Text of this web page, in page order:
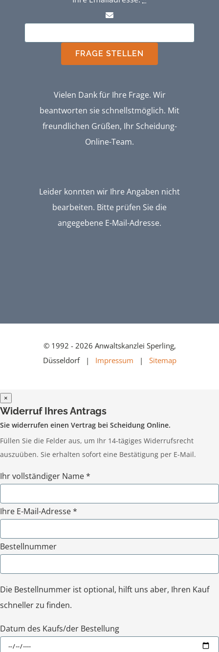
FRAGE STELLEN
Vielen Dank für Ihre Frage. Wir
beantworten sie schnellstmöglich. Mit
freundlichen Grüßen, Ihr Scheidung-
Online-Team.
Leider konnten wir Ihre Angaben nicht
bearbeiten. Bitte prüfen Sie die
angegebene E-Mail-Adresse.
© 1992 - 2026 Anwaltskanzlei Sperling,
Düsseldorf | Impressum | Sitemap
×
Widerruf Ihres Antrags
Sie widerrufen einen Vertrag bei Scheidung Online.
Füllen Sie die Felder aus, um Ihr 14-tägiges Widerrufsrecht
auszuüben. Sie erhalten sofort eine Bestätigung per E-Mail.
Ihr vollständiger Name *
Ihre E-Mail-Adresse *
Bestellnummer
Die Bestellnummer ist optional, hilft uns aber, Ihren Kauf
schneller zu finden.
Datum des Kaufs/der Bestellung